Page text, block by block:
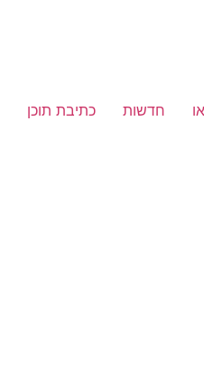
חדשות כתיבת תוכן